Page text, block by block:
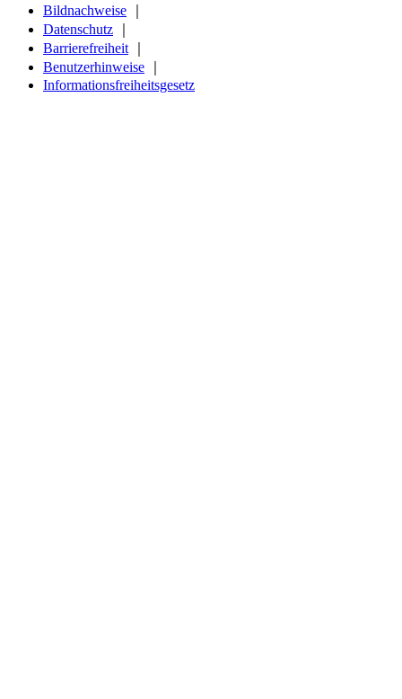
Bildnachweise
Datenschutz
Barrierefreiheit
Benutzerhinweise
Informationsfreiheitsgesetz